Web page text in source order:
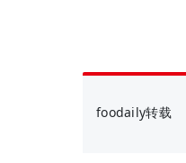
foodaily转载